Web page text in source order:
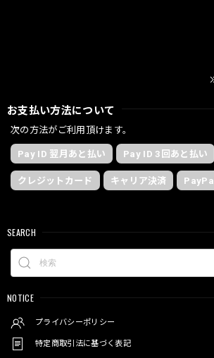
お支払い方法について
次の方法がご利用頂けます。
Pay ID 翌月あと払い Pay ID 3回あと払い
クレジットカード キャリア決済 PayPal
SEARCH
NOTICE
プライバシーポリシー
特定商取引法に基づく表記